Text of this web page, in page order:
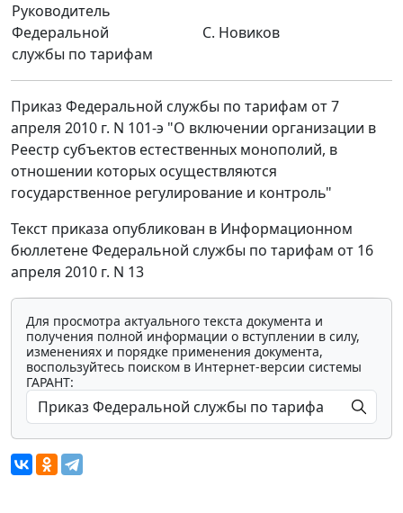
Руководитель
Федеральной
службы по тарифам
С. Новиков
Приказ Федеральной службы по тарифам от 7
апреля 2010 г. N 101-э "О включении организации в
Реестр субъектов естественных монополий, в
отношении которых осуществляются
государственное регулирование и контроль"
Текст приказа опубликован в Информационном
бюллетене Федеральной службы по тарифам от 16
апреля 2010 г. N 13
Для просмотра актуального текста документа и
получения полной информации о вступлении в силу,
изменениях и порядке применения документа,
воспользуйтесь поиском в Интернет-версии системы
ГАРАНТ: